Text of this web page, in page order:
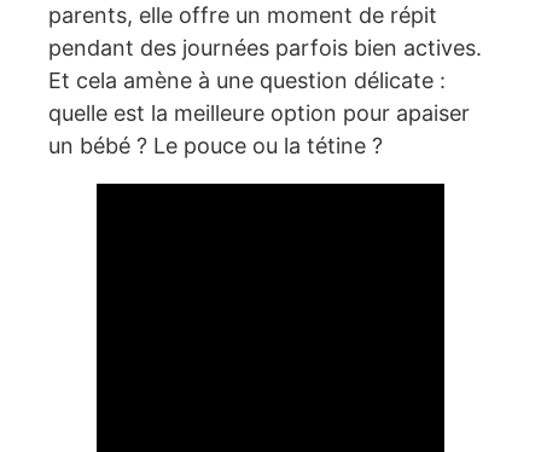
parents, elle offre un moment de répit
pendant des journées parfois bien actives.
Et cela amène à une question délicate :
quelle est la meilleure option pour apaiser
un bébé ? Le pouce ou la tétine ?